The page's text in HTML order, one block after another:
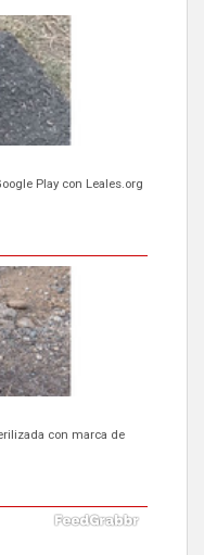
Play con Leales.org
con marca de